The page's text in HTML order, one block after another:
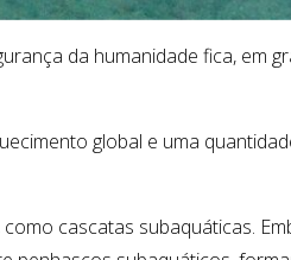
da humanidade fica, em
global e uma
cascatas subaquáticas.